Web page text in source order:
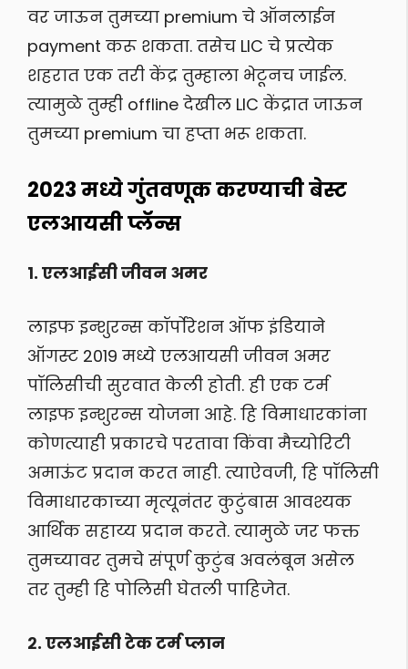
वर जाऊन तुमच्या premium चे ऑनलाईन
payment करू शकता. तसेच LIC चे प्रत्येक
शहरात एक तरी केंद्र तुम्हाला भेटूनच जाईल.
त्यामुळे तुम्ही offline देखील LIC केंद्रात जाऊन
तुमच्या premium चा हप्ता भरू शकता.
2023 मध्ये गुंतवणूक करण्याची बेस्ट
एलआयसी प्लॅन्स
१. एलआईसी जीवन अमर
लाइफ इन्शुरन्स कॉर्पोरेशन ऑफ इंडियाने
ऑगस्ट 2019 मध्ये एलआयसी जीवन अमर
पॉलिसीची सुरवात केली होती. ही एक टर्म
लाइफ इन्शुरन्स योजना आहे. हि विमाधारकांना
कोणत्याही प्रकारचे परतावा किंवा मैच्योरिटी
अमाऊंट प्रदान करत नाही. त्याऐवजी, हि पॉलिसी
विमाधारकाच्या मृत्यूनंतर कुटुंबास आवश्यक
आर्थिक सहाय्य प्रदान करते. त्यामुळे जर फक्त
तुमच्यावर तुमचे संपूर्ण कुटुंब अवलंबून असेल
तर तुम्ही हि पोलिसी घेतली पाहिजेत.
२. एलआईसी टेक टर्म प्लान